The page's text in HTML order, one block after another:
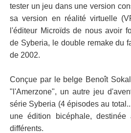
tester un jeu dans une version
sa version en réalité virtuelle
l'éditeur Microïds de nous avoir
de Syberia, le double remake du
de 2002.
Conçue par le belge Benoît
"l'Amerzone", un autre jeu
série Syberia (4 épisodes au
une édition bicéphale,
différents.